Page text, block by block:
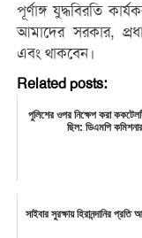
পূর্ণাঙ্গ যুদ্ধবিরতি
আমাদের সরকার,
এবং থাকবেন।
Related posts:
পুলিশের ওপর নিক্ষেপ করা
ছিল: ডিএমপি
সাইবার সুরক্ষায় হিরানন্দানির